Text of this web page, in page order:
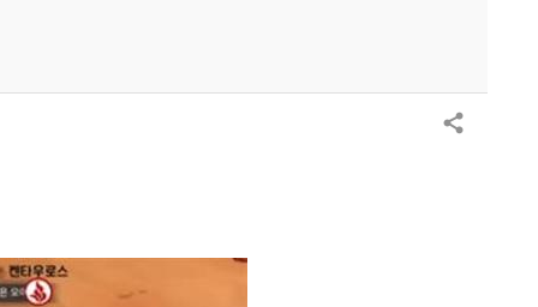
공유하기